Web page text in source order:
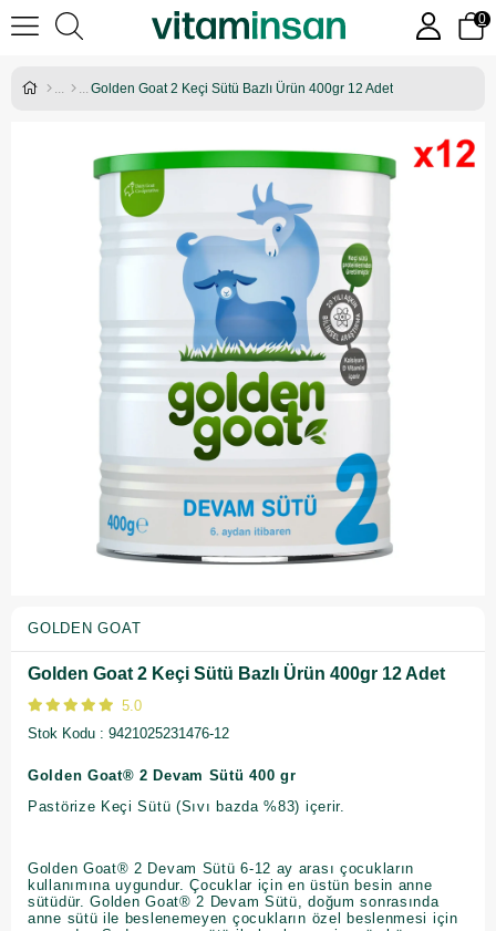
0
Golden Goat 2 Keçi Sütü Bazlı Ürün 400gr 12 Adet
GOLDEN GOAT
Golden Goat 2 Keçi Sütü Bazlı Ürün 400gr 12 Adet
5.0
Stok Kodu
9421025231476-12
Golden Goat® 2 Devam Sütü 400 gr
Pastörize Keçi Sütü (Sıvı bazda %83) içerir.
Golden Goat® 2 Devam Sütü 6-12 ay arası çocukların
kullanımına uygundur. Çocuklar için en üstün besin anne
sütüdür. Golden Goat® 2 Devam Sütü, doğum sonrasında
anne sütü ile beslenemeyen çocukların özel beslenmesi için